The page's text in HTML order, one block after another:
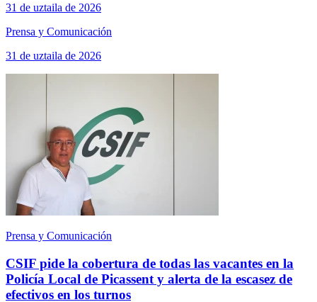
31 de uztaila de 2026
Prensa y Comunicación
31 de uztaila de 2026
Prensa y Comunicación
CSIF pide la cobertura de todas las vacantes en la
Policía Local de Picassent y alerta de la escasez de
efectivos en los turnos